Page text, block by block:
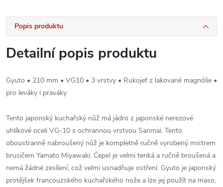
Popis produktu
Detailní popis produktu
Gyuto • 210 mm • VG10 • 3 vrstvy • Rukojeť z lakované magnólie •
pro leváky i praváky
Tento japonský kuchařský nůž má jádro z japonské nerezové
uhlíkové oceli VG-10 s ochrannou vrstvou Sanmai. Tento
oboustranně nabroušený nůž je kompletně ručně vyrobený mistrem
brusičem Yamato Miyawaki. Čepel je velmi tenká a ručně broušená a
nemá žádné zesílení, což velmi usnadňuje ostření. Gyuto je japonský
protějšek francouzského kuchařského nože a lze jej použít na maso,